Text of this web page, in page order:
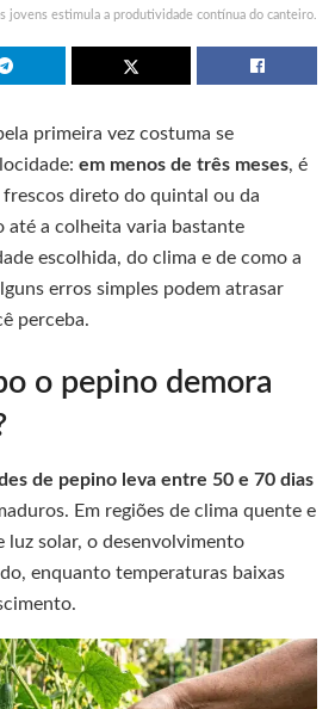
jovens estimula a produtividade contínua do canteiro.
primeira vez costuma se
em menos de três meses, é
direto do quintal ou da
até a colheita varia bastante
escolhida, do clima e de como a
erros simples podem atrasar
perceba.
o pepino demora
de pepino leva entre 50 e 70 dias
Em regiões de clima quente e
luz solar, o desenvolvimento
enquanto temperaturas baixas